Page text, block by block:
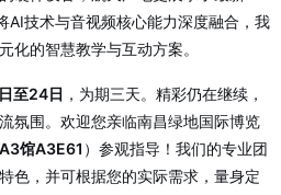
AI技术与音视频核心能力深度融合，我
化的智慧教学与互动方案。
至24日 ，为期三天。 精彩仍在继续，
氛围。欢迎您亲临南昌绿地国际博览
馆A3E61 ）参观指导！我们的专业团
色，并可根据您的实际需求，量身定